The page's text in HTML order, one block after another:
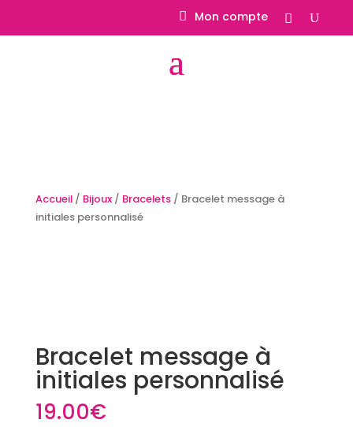
Mon compte
Accueil/ Bijoux/ Bracelets/ Bracelet message à
initiales personnalisé
Bracelet message à
initiales personnalisé
19.00€